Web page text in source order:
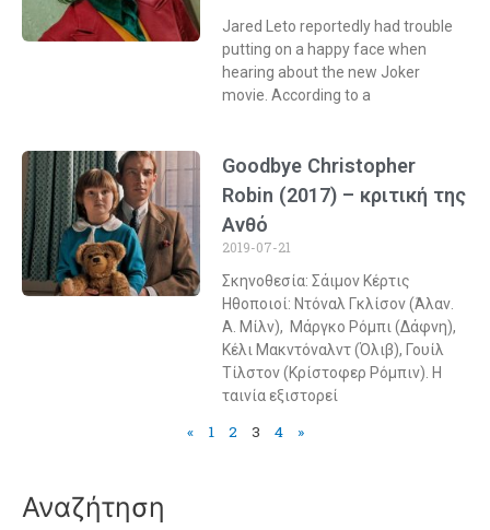
Jared Leto reportedly had trouble
putting on a happy face when
hearing about the new Joker
movie. According to a
Goodbye Christopher
Robin (2017) – κριτική της
Ανθό
2019-07-21
Σκηνοθεσία: Σάιμον Κέρτις
Ηθοποιοί: Ντόναλ Γκλίσον (Άλαν.
Α. Μίλν), Μάργκο Ρόμπι (Δάφνη),
Κέλι Μακντόναλντ (Όλιβ), Γουίλ
Τίλστον (Κρίστοφερ Ρόμπιν). Η
ταινία εξιστορεί
« 1 2 3 4 »
Αναζήτηση